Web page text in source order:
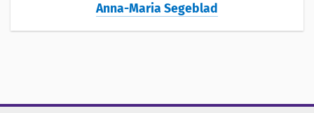
Anna-Maria Segeblad